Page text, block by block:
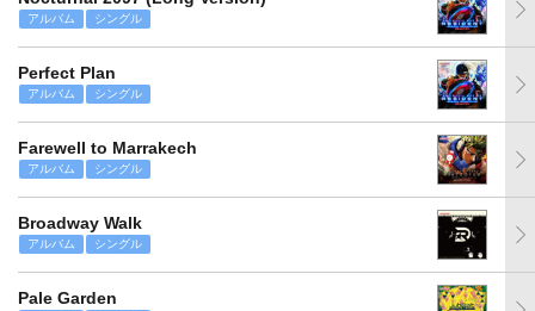
アルバム シングル
Perfect Plan
アルバム シングル
Farewell to Marrakech
アルバム シングル
Broadway Walk
アルバム シングル
Pale Garden